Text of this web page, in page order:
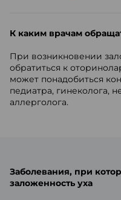
К каким врачам
При возникновении
обратиться к
может понадобиться
педиатра, гинеколога,
аллерголога.
Заболевания, при
заложенность уха